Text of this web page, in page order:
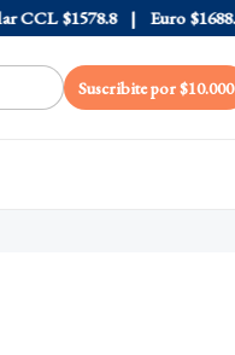
$1578.8 Euro $1688.03
Suscribite por $10.000